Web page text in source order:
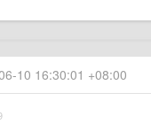
10 16:30:01 +08:00